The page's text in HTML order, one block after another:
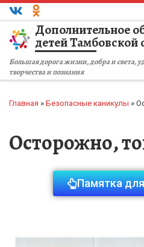
Перейти к содержимому
Дополнительное
детей Тамбовской
Большая дорога жизни, добра и света,
творчества и познания
Главная » Безопасные каникулы »
Осторожно,
Памятка